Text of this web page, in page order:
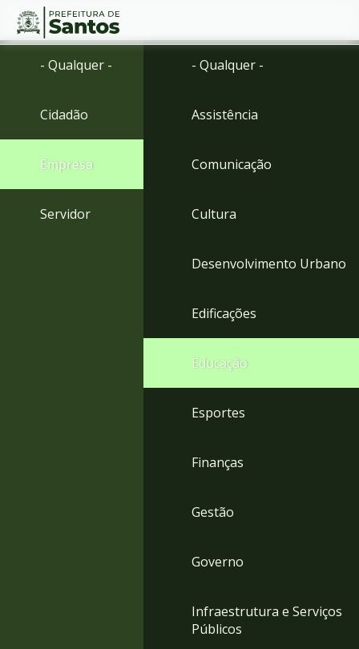
Ir
Ir
menu
Conteúdo
- Qualquer -
Cidadão
Empresa
Servidor
- Qualquer -
Assistência
Comunicação
Cultura
Desenvolvimento Urbano
Edificações
Educação
Esportes
Finanças
Gestão
Governo
Infraestrutura e Serviços
Públicos